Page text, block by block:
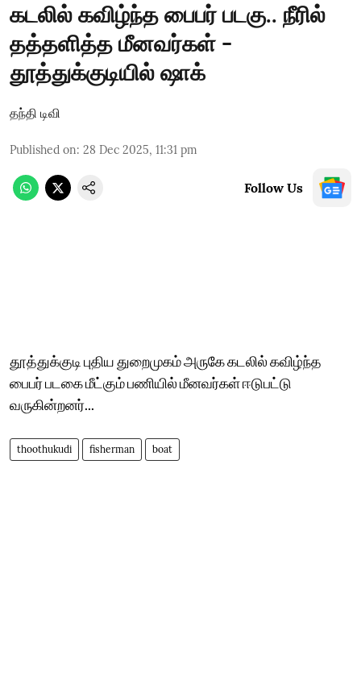
கடலில் கவிழ்ந்த பைபர் படகு.. நீரில்
தத்தளித்த மீனவர்கள் -
தூத்துக்குடியில் ஷாக்
தந்தி டிவி
Published on: 28 Dec 2025, 11:31 pm
Follow Us
தூத்துக்குடி புதிய துறைமுகம் அருகே கடலில் கவிழ்ந்த
பைபர் படகை மீட்கும் பணியில் மீனவர்கள் ஈடுபட்டு
வருகின்றனர்...
thoothukudi fisherman boat